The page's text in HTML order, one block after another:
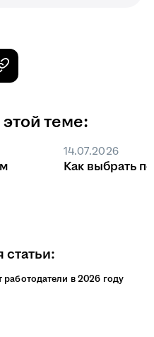
теме:
14.07.2026
Как выбрать
статьи:
в 2026 году